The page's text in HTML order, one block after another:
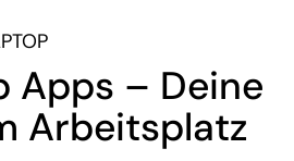
Apps – Deine
Arbeitsplatz